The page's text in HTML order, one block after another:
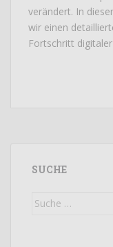
verändert. In
wir einen
Fortschritt
SUCHE
Suche